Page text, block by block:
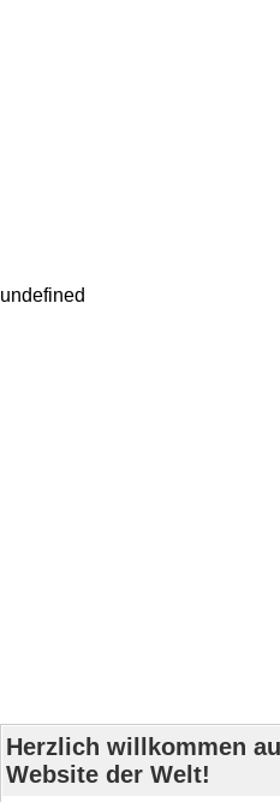
undefined
Herzlich willkommen
Website der Welt!